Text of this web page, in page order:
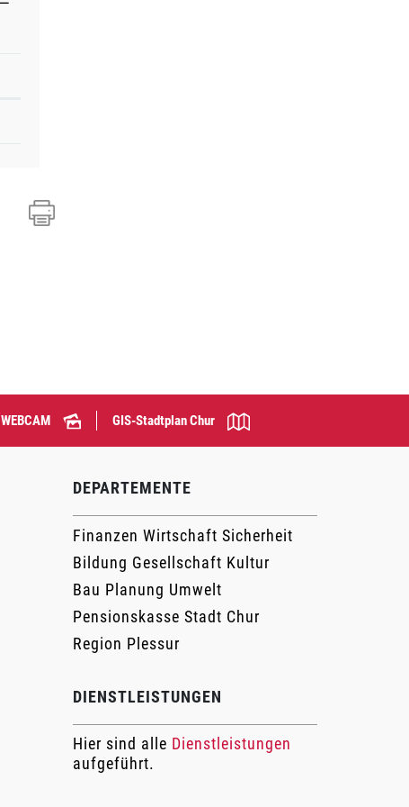
WEBCAM GIS-Stadtplan Chur
DEPARTEMENTE
Finanzen Wirtschaft Sicherheit
Bildung Gesellschaft Kultur
Bau Planung Umwelt
Pensionskasse Stadt Chur
Region Plessur
DIENSTLEISTUNGEN
Hier sind alle Dienstleistungen
aufgeführt.